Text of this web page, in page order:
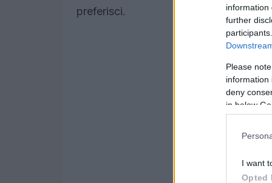
information
further
Please
information
deny
in below
I want
Opted
preferisci.